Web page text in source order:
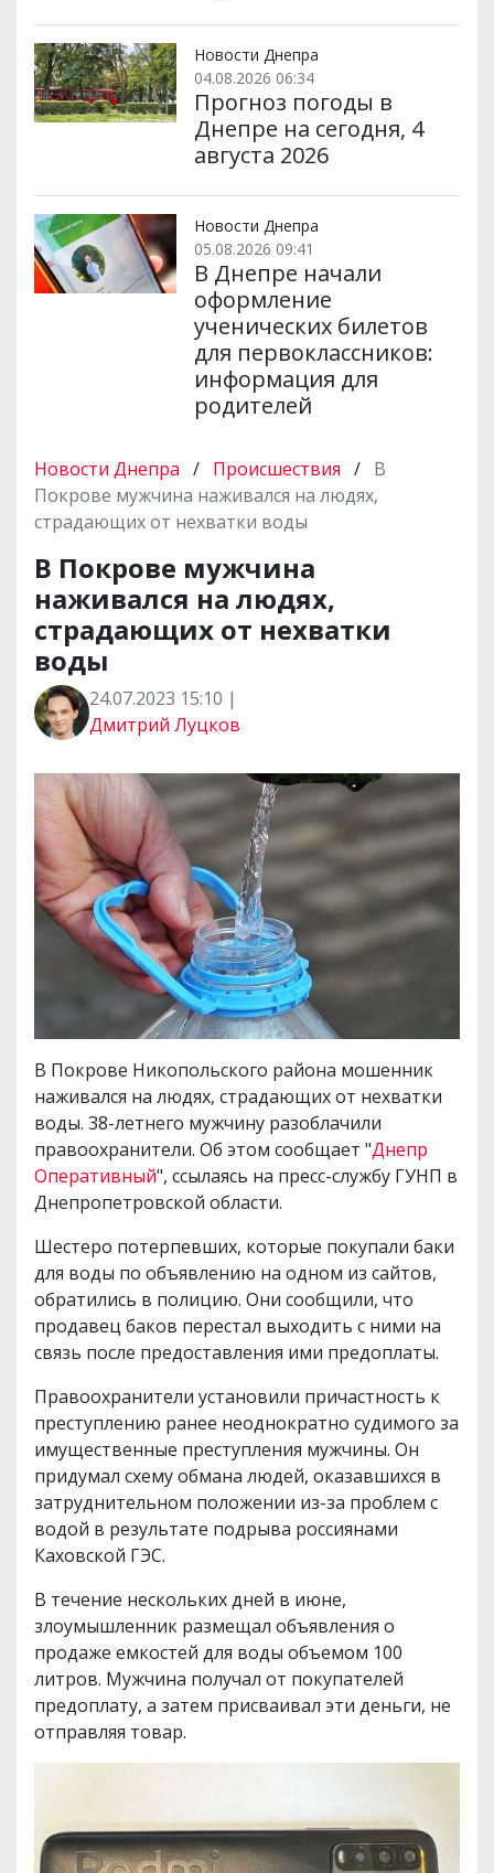
Новости Днепра
04.08.2026 06:34
Прогноз погоды в
Днепре на сегодня, 4
августа 2026
Новости Днепра
05.08.2026 09:41
В Днепре начали
оформление
ученических билетов
для первоклассников:
информация для
родителей
Новости Днепра / Происшествия / В
Покрове мужчина наживался на людях,
страдающих от нехватки воды
В Покрове мужчина
наживался на людях,
страдающих от нехватки
воды
24.07.2023 15:10 |
Дмитрий Луцков
В Покрове Никопольского района мошенник
наживался на людях, страдающих от нехватки
воды. 38-летнего мужчину разоблачили
правоохранители. Об этом сообщает "Днепр
Оперативный", ссылаясь на пресс-службу ГУНП в
Днепропетровской области.
Шестеро потерпевших, которые покупали баки
для воды по объявлению на одном из сайтов,
обратились в полицию. Они сообщили, что
продавец баков перестал выходить с ними на
связь после предоставления ими предоплаты.
Правоохранители установили причастность к
преступлению ранее неоднократно судимого за
имущественные преступления мужчины. Он
придумал схему обмана людей, оказавшихся в
затруднительном положении из-за проблем с
водой в результате подрыва россиянами
Каховской ГЭС.
В течение нескольких дней в июне,
злоумышленник размещал объявления о
продаже емкостей для воды объемом 100
литров. Мужчина получал от покупателей
предоплату, а затем присваивал эти деньги, не
отправляя товар.